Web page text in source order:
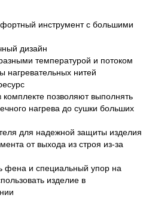
инструмент с большими
дизайн
температурой и потоком
нагревательных нитей
позволяют выполнять
нагрева до сушки больших
для надежной защиты изделия
от выхода из строя из-за
фена и специальный упор на
изделие в